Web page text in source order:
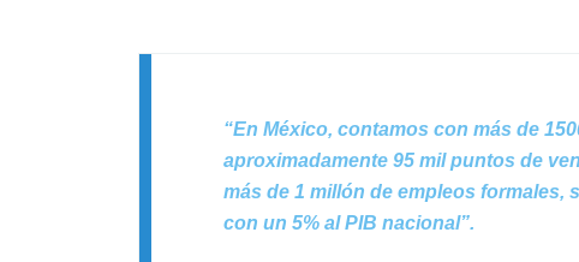
“En México, contamos con más de
aproximadamente 95 mil puntos de
más de 1 millón de empleos formales,
con un 5% al PIB nacional”.